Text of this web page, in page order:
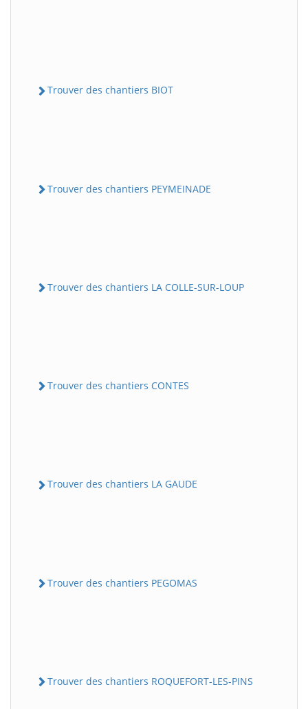
Trouver des chantiers BIOT
Trouver des chantiers PEYMEINADE
Trouver des chantiers LA COLLE-SUR-LOUP
Trouver des chantiers CONTES
Trouver des chantiers LA GAUDE
Trouver des chantiers PEGOMAS
Trouver des chantiers ROQUEFORT-LES-PINS